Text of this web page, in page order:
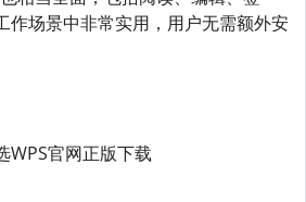
作场景中非常实用，用户无需额外安
WPS官网正版下载